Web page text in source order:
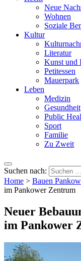
Neue
Wohnen
Soziale
Kultur
Literatur
Kunst und
Petitessen
Mauerpark
Leben
Medizin
Gesundheit
Public
Sport
Familie
Zu Zweit
Suchen nach:
Home > Bauen Pankow
im Pankower Zentrum
Neuer
im Pankower